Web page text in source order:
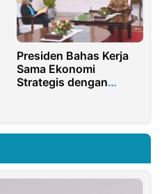
Presiden Bahas Kerja
Sama Ekonomi
Strategis dengan